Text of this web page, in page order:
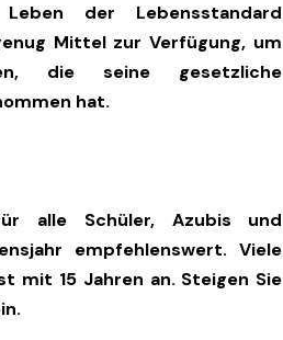
der Lebensstandard
Mittel zur Verfügung, um
die seine gesetzliche
hat.
alle Schüler, Azubis und
empfehlenswert. Viele
mit 15 Jahren an. Steigen Sie